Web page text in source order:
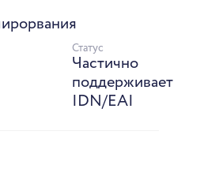
Статус
Частично
поддерживает
IDN/EAI